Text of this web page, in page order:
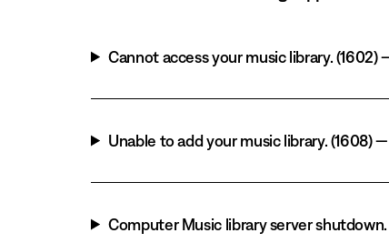
Cannot access your music library.
Unable to add your music library. (1608)
Computer Music library server